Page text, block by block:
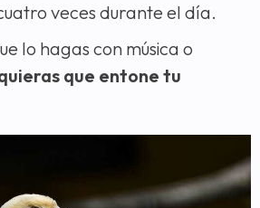
veces durante el día.
lo hagas con música o
que entone tu